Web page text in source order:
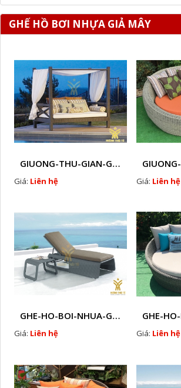
GHẾ HỒ BƠI NHỰA GIẢ MÂY
GIUONG-THU-GIAN-GIA-MAY-HTT - B45
Giá: Liên hệ Giá: Liên hệ
GHE-HO-BOI-NHUA-GIA-MAY-HTT - B44
Giá: Liên hệ Giá: Liên hệ